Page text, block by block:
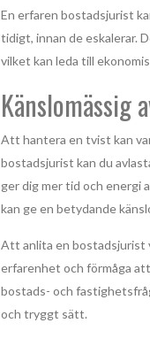
En erfaren bostadsjurist
tidigt, innan de eskalerar.
vilket kan leda till
Känslomässig
Att hantera en tvist kan
bostadsjurist kan du
ger dig mer tid och energi
kan ge en betydande
Att anlita en bostadsjurist
erfarenhet och förmåga
bostads- och
och tryggt sätt.